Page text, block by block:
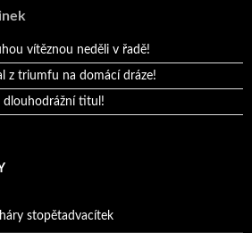
z triumfu na domácí dráze!
dlouhodrážní titul!
český titul!
stopětadvacítek